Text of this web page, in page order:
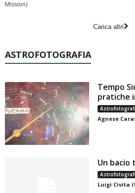
Mission)
Carica altri
ASTROFOTOGRAFIA
Tempo
pratiche
Agnese
Un bacio
Luigi Civita